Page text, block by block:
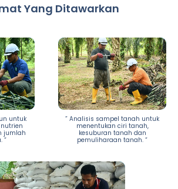
Yang Ditawarkan
untuk
jumlah
“
” Analisis sampel tanah untuk
menentukan ciri tanah,
kesuburan tanah dan
pemuliharaan tanah. “